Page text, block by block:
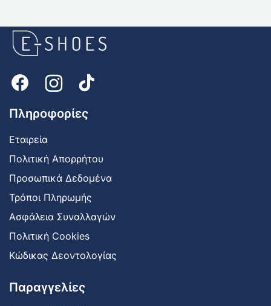
Πληροφορίες
Εταιρεία
Πολιτική Απορρήτου
Προσωπικά Δεδομένα
Τρόποι Πληρωμής
Ασφάλεια Συναλλαγών
Πολιτική Cookies
Κώδικας Δεοντολογίας
Παραγγελίες